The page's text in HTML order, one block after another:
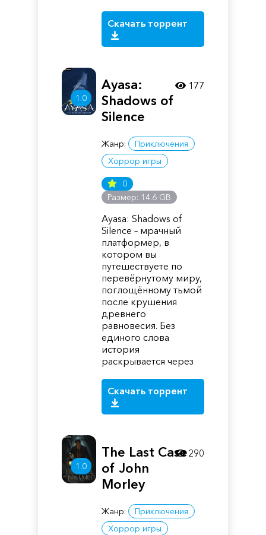
Скачать торрент
1.0
Ayasa:
Shadows of
Silence
Жанр:
Приключения
Хоррор игры
0
Размер: 14.6 GB
Ayasa: Shadows of
Silence – мрачный
платформер, в
котором вы
путешествуете по
перевёрнутому миру,
поглощённому тьмой
после крушения
древнего
равновесия. Без
единого слова
история
раскрывается через
Скачать торрент
177
1.0
The Last Case
of John
Morley
Жанр:
Приключения
Хоррор игры
290